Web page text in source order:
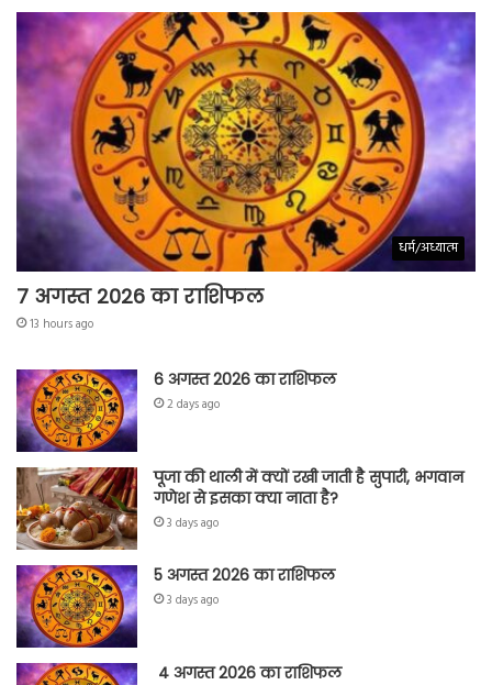
धर्म/अध्यात्म
7 अगस्त 2026 का राशिफल
13 hours ago
6 अगस्त 2026 का राशिफल
2 days ago
पूजा की थाली में क्यों रखी जाती है सुपारी, भगवान
गणेश से इसका क्या नाता है?
3 days ago
5 अगस्त 2026 का राशिफल
3 days ago
4 अगस्त 2026 का राशिफल